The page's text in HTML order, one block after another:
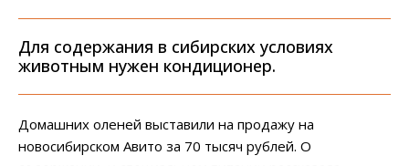
Для содержания в сибирских условиях
животным нужен кондиционер.
Домашних оленей выставили на продажу на
новосибирском Авито за 70 тысяч рублей. О